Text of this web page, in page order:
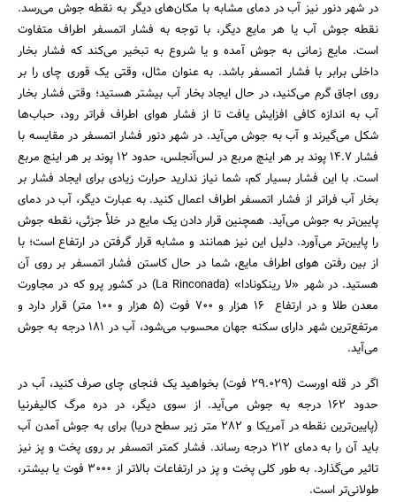
جستجو
در شهر دنور نیز آب در دمای مشابه با مکان‌های دیگر به نقطه جوش می‌رسد.
نقطه جوش آب یا هر مایع دیگر، با توجه به فشار اتمسفر اطراف متفاوت
است. مایع زمانی به جوش آمده و یا شروع به تبخیر می‌‌کند که فشار بخار
داخلی برابر با فشار اتمسفر باشد. به عنوان مثال، وقتی یک قوری چای را بر
روی اجاق گرم می‌کنید، در حال ایجاد بخار آب بیشتر هستید؛ وقتی فشار بخار
آب به اندازه کافی افزایش یافت تا از فشار هوای اطراف فراتر رود، حباب‌ها
شکل می‌گیرند و آب به جوش می‌آید. در شهر دنور فشار اتمسفر در مقایسه با
فشار 14.7 پوند بر هر اینچ مربع در لس‌آنجلس، حدود 12 پوند بر هر اینچ مربع
است. با این فشار بسیار کم، شما نیاز ندارید حرارت زیادی برای ایجاد فشار بر
بخار آب فراتر از فشار اتمسفر اطراف اعمال کنید. به عبارت دیگر، آب در دمای
پایین‌تر به جوش می‌آید. همچنین قرار دادن یک مایع در خلأ جزئی، نقطه جوش
را پایین‌تر می‌آورد. دلیل این نیز همانند و مشابه قرار گرفتن در ارتفاع است؛ با
از بین رفتن هوای اطراف مایع، شما در حال کاستن فشار اتمسفر بر روی آن
هستید. در شهر «لا رینکونادا» (La Rinconada) در کشور پرو که در مجاورت
معدن طلا و در ارتفاع 16 هزار و 700 فوت (5 هزار و 100 متر) قرار دارد و
مرتفع‌ترین شهر دارای سکنه جهان محسوب می‌شود، آب در 181 درجه به جوش
می‌آید.
اگر در قله اورست (29.029 فوت) بخواهید یک فنجای چای صرف کنید، آب در
حدود 162 درجه به جوش می‌آید. از سوی دیگر، در دره مرگ کالیفرنیا
(پایین‌ترین نقطه در آمریکا و 282 متر زیر سطح دریا) برای به جوش آمدن آب
باید آن را به دمای 212 درجه رساند. فشار کمتر اتمسفر بر روی پخت و پز نیز
تاثیر می‌گذارد. به طور کلی پخت و پز در ارتفاعات بالاتر از 3000 فوت یا بیشتر،
طولانی‌تر است.